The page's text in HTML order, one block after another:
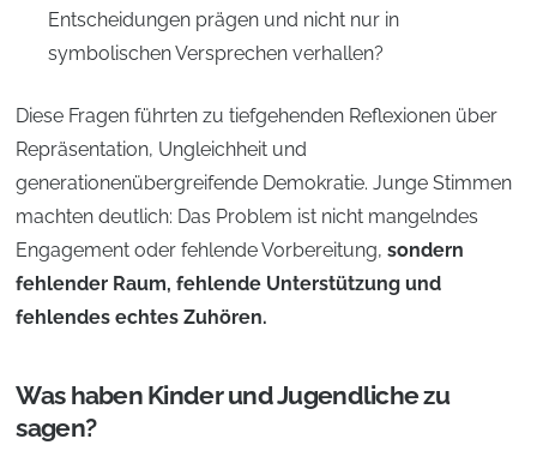
Entscheidungen prägen und nicht nur in
symbolischen Versprechen verhallen?
Diese Fragen führten zu tiefgehenden Reflexionen über
Repräsentation, Ungleichheit und
generationenübergreifende Demokratie. Junge Stimmen
machten deutlich: Das Problem ist nicht mangelndes
Engagement oder fehlende Vorbereitung,sondern
fehlender Raum, fehlende Unterstützung und
fehlendes echtes Zuhören.
Was haben Kinder und Jugendliche zu
sagen?